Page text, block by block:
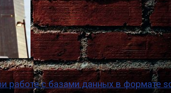
работе с базами данных в формате